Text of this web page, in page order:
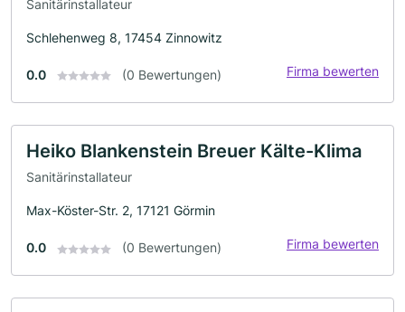
Sanitärinstallateur
Schlehenweg 8, 17454 Zinnowitz
0.0 (0 Bewertungen) Firma bewerten
Heiko Blankenstein Breuer Kälte-Klima
Sanitärinstallateur
Max-Köster-Str. 2, 17121 Görmin
0.0 (0 Bewertungen) Firma bewerten